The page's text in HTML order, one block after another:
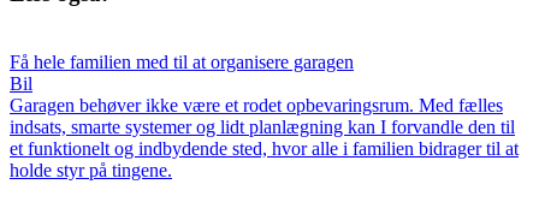
Få hele familien med til at organisere garagen
Bil
Garagen behøver ikke være et rodet opbevaringsrum. Med fælles
indsats, smarte systemer og lidt planlægning kan I forvandle den til
et funktionelt og indbydende sted, hvor alle i familien bidrager til at
holde styr på tingene.